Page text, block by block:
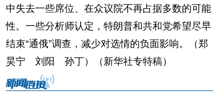
中失去一些席位、在众议院不再占据多数的可能
性。一些分析师认定，特朗普和共和党希望尽早
结束“通俄”调查，减少对选情的负面影响。（郑
昊宁 刘阳 孙丁）（新华社专特稿）